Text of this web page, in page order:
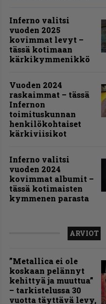
Inferno valitsi
vuoden 2025
kovimmat levyt –
tässä kotimaan
kärkikymmenikkö
Vuoden 2024
raskaimmat – tässä
Infernon
toimituskunnan
henkilökohtaiset
kärkiviisikot
Inferno valitsi
vuoden 2024
kovimmat albumit –
tässä kotimaisten
kymmenen parasta
ARVIOT
”Metallica ei ole
koskaan pelännyt
kehittyä ja muuttua”
– tarkistelussa 30
vuotta täyttävä levy,